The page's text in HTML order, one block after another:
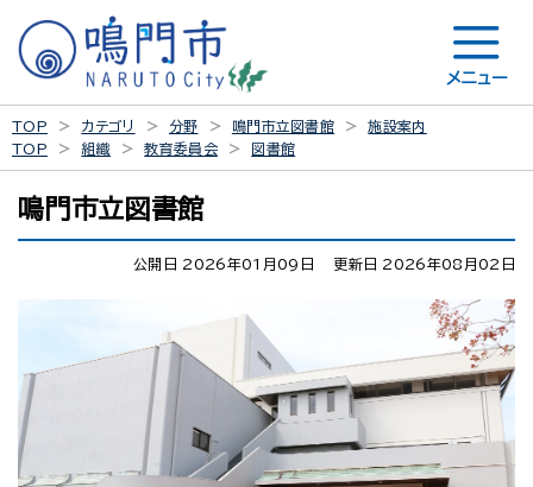
メニュー
TOP カテゴリ 分野 鳴門市立図書館
施設案内
TOP
組織 教育委員会 図書館
鳴門市立図書館
公開日 2026年01月09日 更新日 2026年08月02日